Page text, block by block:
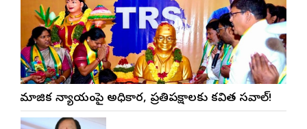
సామాజిక న్యాయంపై అధికార, ప్రతిపక్షాలకు కవిత సవాల్!